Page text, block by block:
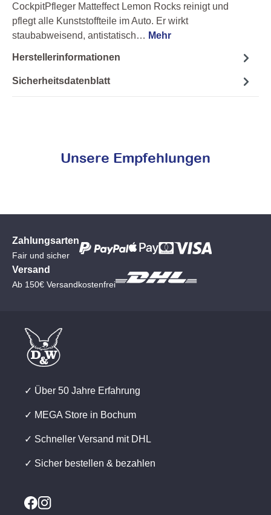
CockpitPfleger Matteffect Lemon Rocks reinigt und
pflegt alle Kunststoffteile im Auto. Er wirkt
staubabweisend, antistatisch… Mehr
Herstellerinformationen
Sicherheitsdatenblatt
Unsere Empfehlungen
Zahlungsarten
Fair und sicher
Versand
Ab 150€ Versandkostenfrei
✓ Über 50 Jahre Erfahrung
✓ MEGA Store in Bochum
✓ Schneller Versand mit DHL
✓ Sicher bestellen & bezahlen